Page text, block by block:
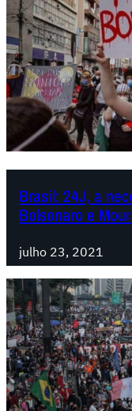
Brasil: 24J, a
Bolsonaro e
julho 23, 2021